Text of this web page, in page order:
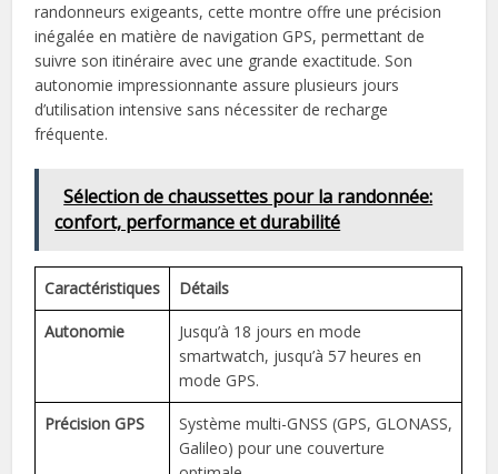
randonneurs exigeants, cette montre offre une précision
inégalée en matière de navigation GPS, permettant de
suivre son itinéraire avec une grande exactitude. Son
autonomie impressionnante assure plusieurs jours
d’utilisation intensive sans nécessiter de recharge
fréquente.
Sélection de chaussettes pour la randonnée:
confort, performance et durabilité
Caractéristiques Détails
Autonomie
Jusqu’à 18 jours en mode
smartwatch, jusqu’à 57 heures en
mode GPS.
Précision GPS
Système multi-GNSS (GPS, GLONASS,
Galileo) pour une couverture